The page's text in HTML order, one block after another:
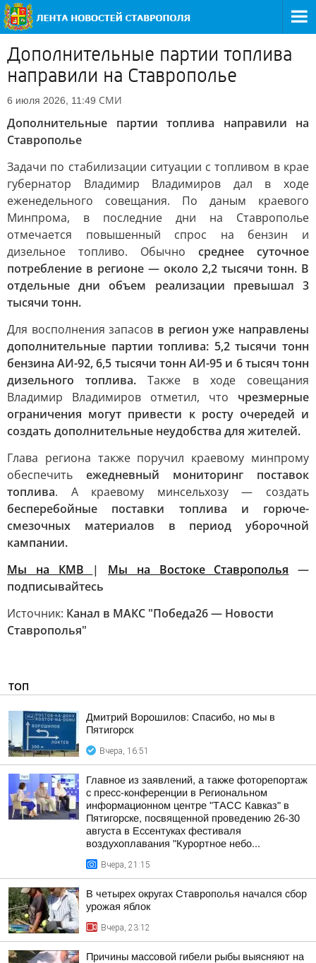
Дополнительные партии топлива
направили на Ставрополье
6 июля 2026, 11:49 СМИ
Дополнительные партии топлива направили на
Ставрополье
Задачи по стабилизации ситуации с топливом в крае
губернатор Владимир Владимиров дал в ходе
еженедельного совещания. По даным краевого
Минпрома, в последние дни на Ставрополье
отмечается повышенный спрос на бензин и
дизельное топливо. Обычно среднее суточное
потребление в регионе — около 2,2 тысячи тонн. В
отдельные дни объем реализации превышал 3
тысячи тонн.
Для восполнения запасов в регион уже направлены
дополнительные партии топлива: 5,2 тысячи тонн
бензина АИ-92, 6,5 тысячи тонн АИ-95 и 6 тысяч тонн
дизельного топлива. Также в ходе совещания
Владимир Владимиров отметил, что чрезмерные
ограничения могут привести к росту очередей и
создать дополнительные неудобства для жителей.
Глава региона также поручил краевому минпрому
обеспечить ежедневный мониторинг поставок
топлива. А краевому минсельхозу — создать
бесперебойные поставки топлива и горюче-
смезочных материалов в период уборочной
кампании.
Мы на КМВ
| Мы на Востоке Ставрополья —
подписывайтесь
Источник: Канал в МАКС "Победа26 — Новости
Ставрополья"
ТОП
Дмитрий Ворошилов: Спасибо, но мы в
Пятигорск
Вчера, 16:51
Главное из заявлений, а также фоторепортаж
с пресс-конференции в Региональном
информационном центре "ТАСС Кавказ" в
Пятигорске, посвященной проведению 26-30
августа в Ессентуках фестиваля
воздухоплавания "Курортное небо...
Вчера, 21:15
В четырех округах Ставрополья начался сбор
урожая яблок
Вчера, 23:12
Причины массовой гибели рыбы выясняют на